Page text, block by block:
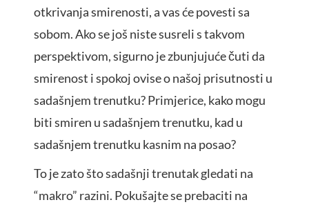
otkrivanja smirenosti, a vas će povesti sa
sobom. Ako se još niste susreli s takvom
perspektivom, sigurno je zbunjujuće čuti da
smirenost i spokoj ovise o našoj prisutnosti u
sadašnjem trenutku? Primjerice, kako mogu
biti smiren u sadašnjem trenutku, kad u
sadašnjem trenutku kasnim na posao?
To je zato što sadašnji trenutak gledati na
“makro” razini. Pokušajte se prebaciti na